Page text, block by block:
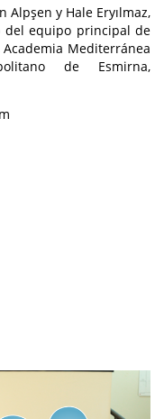
y Hale Eryılmaz,
del equipo principal de
Mediterránea
de Esmirna,